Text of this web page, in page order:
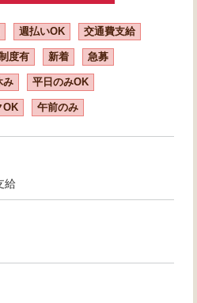
週払いOK 交通費支給
度有 新着 急募
み 平日のみOK
OK 午前のみ
給